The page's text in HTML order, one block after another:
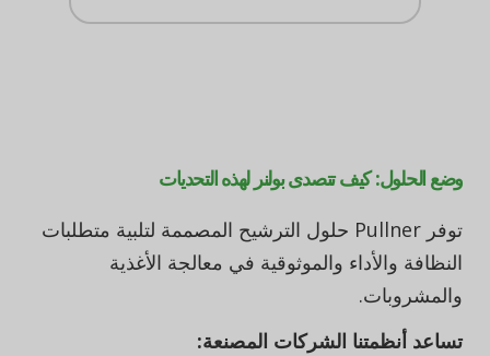
وضع الحلول: كيف تتصدى بولنر لهذه التحديات
توفر Pullner حلول الترشيح المصممة لتلبية متطلبات
النظافة والأداء والموثوقية في معالجة الأغذية
والمشروبات.
تساعد أنظمتنا الشركات المصنعة: